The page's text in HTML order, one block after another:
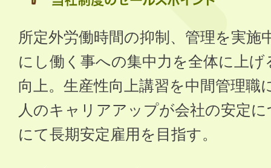
所定外労働時間の抑制、管理を実施
にし働く事への集中力を全体に上
向上。生産性向上講習を中間管理職
人のキャリアアップが会社の安定
にて長期安定雇用を目指す。